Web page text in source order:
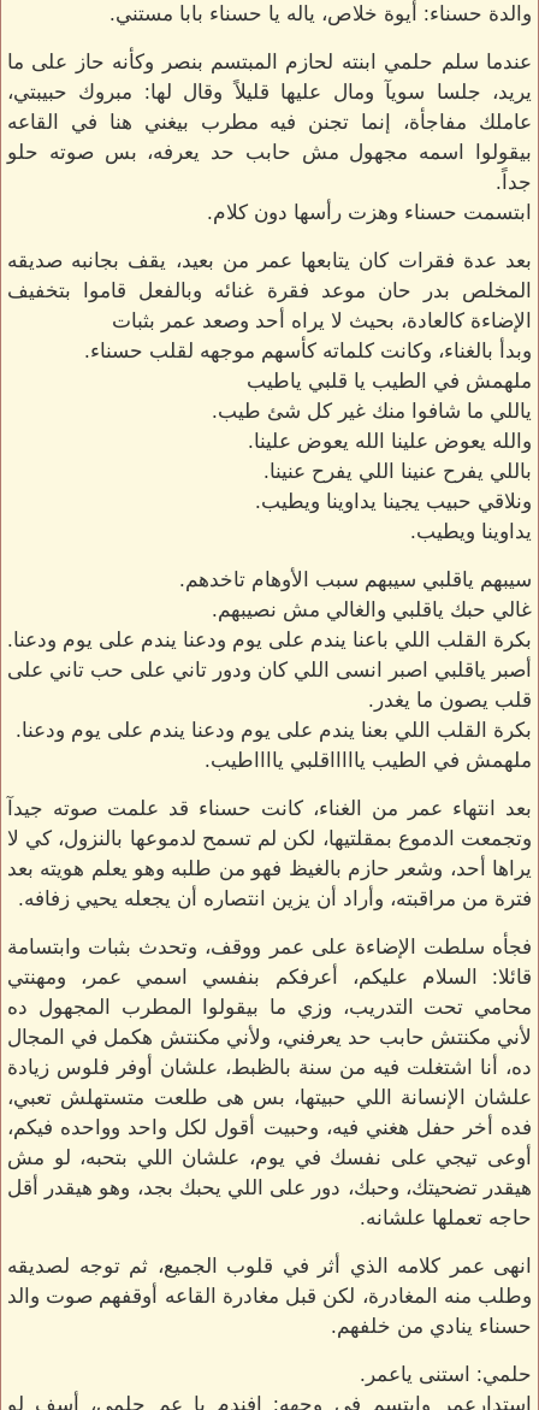
والدة حسناء: أيوة خلاص، ياله يا حسناء بابا مستني.
عندما سلم حلمي ابنته لحازم المبتسم بنصر وكأنه حاز على ما
يريد، جلسا سويآ ومال عليها قليلاً وقال لها: مبروك حبيبتي،
عاملك مفاجأة، إنما تجنن فيه مطرب بيغني هنا في القاعه
بيقولوا اسمه مجهول مش حابب حد يعرفه، بس صوته حلو
جداً.
ابتسمت حسناء وهزت رأسها دون كلام.
بعد عدة فقرات كان يتابعها عمر من بعيد، يقف بجانبه صديقه
المخلص بدر حان موعد فقرة غنائه وبالفعل قاموا بتخفيف
الإضاءة كالعادة، بحيث لا يراه أحد وصعد عمر بثبات
وبدأ بالغناء، وكانت كلماته كأسهم موجهه لقلب حسناء.
ملهمش في الطيب يا قلبي ياطيب
ياللي ما شافوا منك غير كل شئ طيب.
والله يعوض علينا الله يعوض علينا.
باللي يفرح عنينا اللي يفرح عنينا.
ونلاقي حبيب يجينا يداوينا ويطيب.
يداوينا ويطيب.
سيبهم ياقلبي سيبهم سبب الأوهام تاخدهم.
غالي حبك ياقلبي والغالي مش نصيبهم.
بكرة القلب اللي باعنا يندم على يوم ودعنا يندم على يوم ودعنا.
أصبر ياقلبي اصبر انسى اللي كان ودور تاني على حب تاني على
قلب يصون ما يغدر.
بكرة القلب اللي بعنا يندم على يوم ودعنا يندم على يوم ودعنا.
ملهمش في الطيب ياااااقلبي يااااطيب.
بعد انتهاء عمر من الغناء، كانت حسناء قد علمت صوته جيدآ
وتجمعت الدموع بمقلتيها، لكن لم تسمح لدموعها بالنزول، كي لا
يراها أحد، وشعر حازم بالغيظ فهو من طلبه وهو يعلم هويته بعد
فترة من مراقبته، وأراد أن يزين انتصاره أن يجعله يحيي زفافه.
فجأه سلطت الإضاءة على عمر ووقف، وتحدث بثبات وابتسامة
قائلا: السلام عليكم، أعرفكم بنفسي اسمي عمر، ومهنتي
محامي تحت التدريب، وزي ما بيقولوا المطرب المجهول ده
لأني مكنتش حابب حد يعرفني، ولأني مكنتش هكمل في المجال
ده، أنا اشتغلت فيه من سنة بالظبط، علشان أوفر فلوس زيادة
علشان الإنسانة اللي حبيتها، بس هى طلعت متستهلش تعبي،
فده أخر حفل هغني فيه، وحبيت أقول لكل واحد وواحده فيكم،
أوعى تيجي على نفسك في يوم، علشان اللي بتحبه، لو مش
هيقدر تضحيتك، وحبك، دور على اللي يحبك بجد، وهو هيقدر أقل
حاجه تعملها علشانه.
انهى عمر كلامه الذي أثر في قلوب الجميع، ثم توجه لصديقه
وطلب منه المغادرة، لكن قبل مغادرة القاعه أوقفهم صوت والد
حسناء ينادي من خلفهم.
حلمي: استنى ياعمر.
استدارعمر وابتسم في وجهه: افندم يا عم حلمي، أسف لو